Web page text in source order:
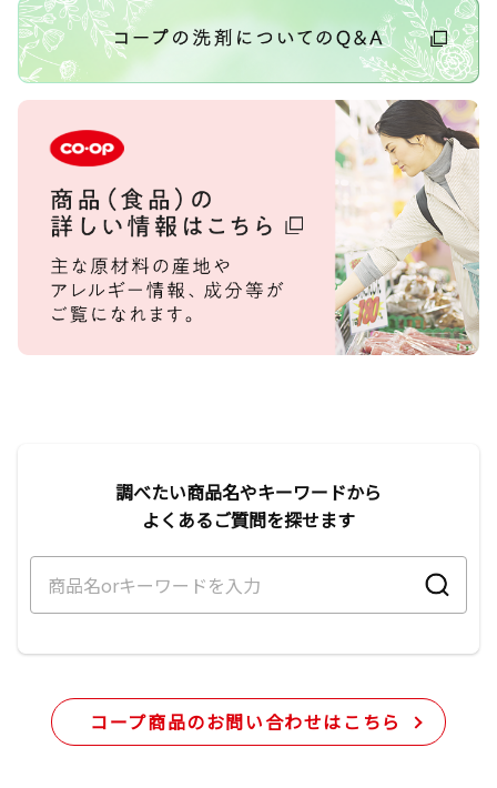
調べたい商品名やキーワードから
よくあるご質問を探せます
コープ商品のお問い合わせはこちら